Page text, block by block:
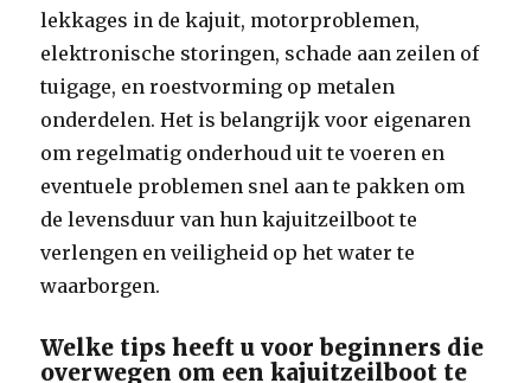
lekkages in de kajuit, motorproblemen,
elektronische storingen, schade aan zeilen of
tuigage, en roestvorming op metalen
onderdelen. Het is belangrijk voor eigenaren
om regelmatig onderhoud uit te voeren en
eventuele problemen snel aan te pakken om
de levensduur van hun kajuitzeilboot te
verlengen en veiligheid op het water te
waarborgen.
Welke tips heeft u voor beginners die
overwegen om een ​​kajuitzeilboot te